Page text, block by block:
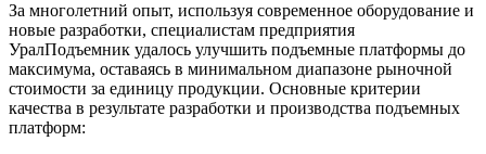
За многолетний опыт, используя современное оборудование и
новые разработки, специалистам предприятия
УралПодъемник удалось улучшить подъемные платформы до
максимума, оставаясь в минимальном диапазоне рыночной
стоимости за единицу продукции. Основные критерии
качества в результате разработки и производства подъемных
платформ: